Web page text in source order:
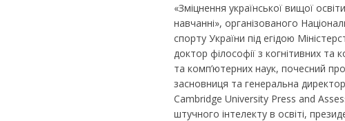
«Зміцнення української вищої
навчанні», організованого
спорту України під егідою
доктор філософії з когнітивних та
та комп’ютерних наук, почесний
засновниця та генеральна
Cambridge University Press and
штучного інтелекту в освіті,